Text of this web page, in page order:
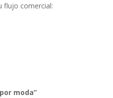
flujo comercial:
moda”